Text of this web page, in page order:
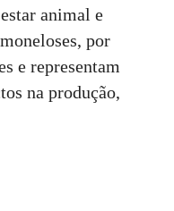
animal e
por
e representam
na produção,